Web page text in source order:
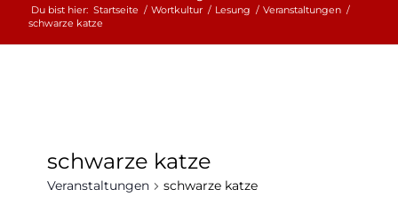
Du bist hier: Startseite / Wortkultur / Lesung / Veranstaltungen /
schwarze katze
schwarze katze
Veranstaltungen schwarze katze